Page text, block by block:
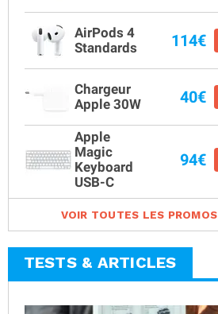
AirPods 4
Standards
114€
Chargeur
Apple 30W
40€
Apple
Magic
Keyboard
USB-C
94€
VOIR TOUTES LES PROMOS
TESTS & ARTICLES